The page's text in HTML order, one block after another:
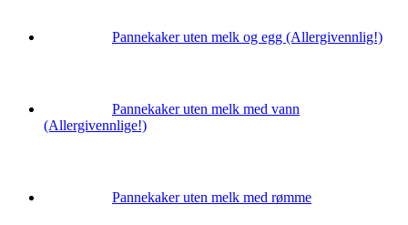
Pannekaker uten melk og egg (Allergivennlig!)
Pannekaker uten melk med vann
(Allergivennlige!)
Pannekaker uten melk med rømme